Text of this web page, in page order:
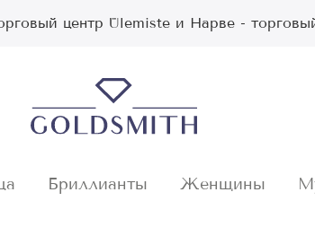
центр Ülemiste и Нарве -
Бриллианты Женщины